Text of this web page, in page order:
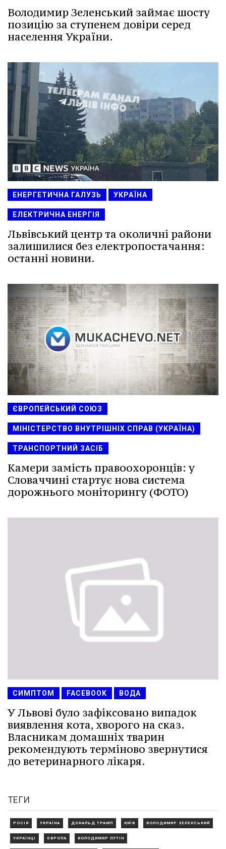
Володимир Зеленський займає шосту
позицію за ступенем довіри серед
населення України.
ЕНЕРГЕТИЧНА ГАЛУЗЬ УКРАЇНА
ЕЛЕКТРИЧНА ЕНЕРГІЯ
Львівський центр та околичні райони
залишилися без електропостачання:
останні новини.
ЄВРОПЕЙСЬКИЙ СОЮЗ
МІНІСТЕРСТВО ВНУТРІШНІХ СПРАВ (УКРАЇНА)
ТРАНСПОРТНИЙ ЗАСІБ
Камери замість правоохоронців: у
Словаччині стартує нова система
дорожнього моніторингу (ФОТО)
СИМПТОМ FACEBOOK ВОДА
У Львові було зафіксовано випадок
виявлення кота, хворого на сказ.
Власникам домашніх тварин
рекомендують терміново звернутися
до ветеринарного лікаря.
ТЕГИ
РОСІЯ УКРАЇНА ДОНАЛЬД ТРАМП КИЇВ ВОЛОДИМИР ЗЕЛЕНСЬКИЙ
УКРАЇНЦІ ЄВРОПА ВОЛОДИМИР ПУТІН